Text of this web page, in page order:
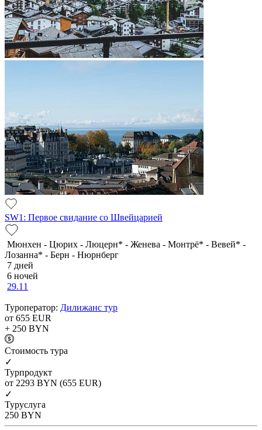
SW1: Первое свидание со Швейцарией
Мюнхен - Цюрих - Люцерн* - Женева - Монтрё* - Вевей* -
Лозанна* - Берн - Нюрнберг
7 дней
6 ночей
29.11
Туроператор: Дилижанс тур
от 655 EUR
+ 250 BYN
Cтоимость тура
✓
Турпродукт
от 2293 BYN (655 EUR)
✓
Туруслуга
250 BYN